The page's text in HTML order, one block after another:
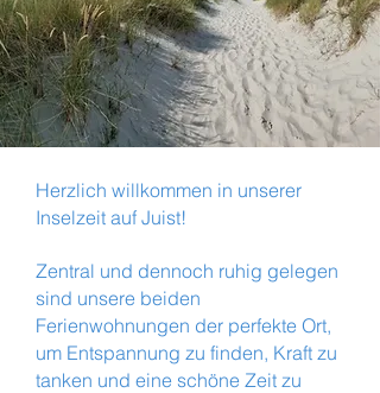
Herzlich willkommen in unserer
Inselzeit auf Juist!
Zentral und dennoch ruhig gelegen
sind unsere beiden
Ferienwohnungen der perfekte Ort,
um Entspannung zu finden, Kraft zu
tanken und eine schöne Zeit zu